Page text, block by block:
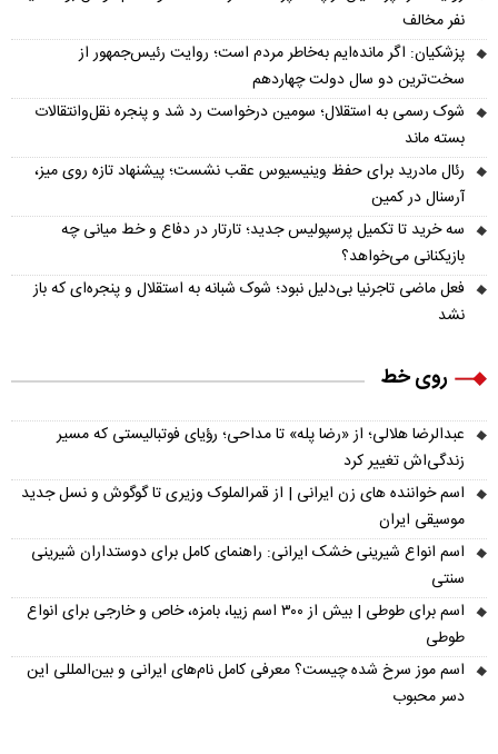
نفر مخالف
پزشکیان: اگر مانده‌ایم به‌خاطر مردم است؛ روایت رئیس‌جمهور از
سخت‌ترین دو سال دولت چهاردهم
شوک رسمی به استقلال؛ سومین درخواست رد شد و پنجره نقل‌وانتقالات
بسته ماند
رئال مادرید برای حفظ وینیسیوس عقب نشست؛ پیشنهاد تازه روی میز،
آرسنال در کمین
سه خرید تا تکمیل پرسپولیس جدید؛ تارتار در دفاع و خط میانی چه
بازیکنانی می‌خواهد؟
فعل ماضی تاجرنیا بی‌دلیل نبود؛ شوک شبانه به استقلال و پنجره‌ای که باز
نشد
روی خط
عبدالرضا هلالی؛ از «رضا پله» تا مداحی؛ رؤیای فوتبالیستی که مسیر
زندگی‌اش تغییر کرد
اسم خواننده های زن ایرانی | از قمرالملوک وزیری تا گوگوش و نسل جدید
موسیقی ایران
اسم انواع شیرینی خشک ایرانی: راهنمای کامل برای دوستداران شیرینی
سنتی
اسم برای طوطی | بیش از ۳۰۰ اسم زیبا، بامزه، خاص و خارجی برای انواع
طوطی
اسم موز سرخ شده چیست؟ معرفی کامل نام‌های ایرانی و بین‌المللی این
دسر محبوب